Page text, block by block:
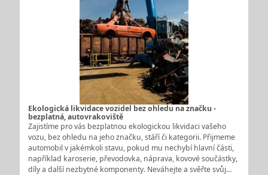
Ekologická likvidace vozidel bez ohledu na značku -
bezplatná, autovrakoviště
Zajistíme pro vás bezplatnou ekologickou likvidaci vašeho
vozu, bez ohledu na jeho značku, stáří či kategorii. Přijmeme
automobil v jakémkoli stavu, pokud mu nechybí hlavní části,
například karoserie, převodovka, náprava, kovové součástky,
díly a další nezbytné komponenty. Neváhejte a svěřte svůj…